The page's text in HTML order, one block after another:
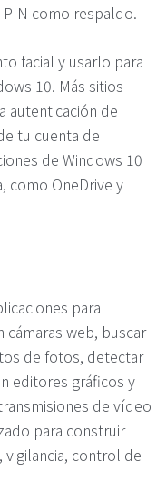
como respaldo.
facial y usarlo para
10. Más sitios
autenticación de
tu cuenta de
de Windows 10
como OneDrive y
para
cámaras web, buscar
de fotos, detectar
editores gráficos y
de vídeo
para construir
control de